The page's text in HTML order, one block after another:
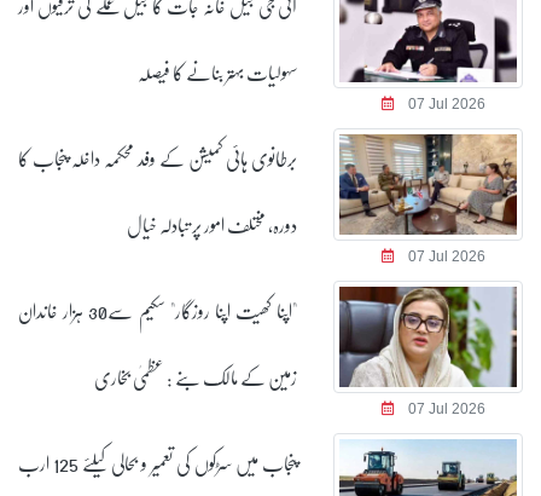
07 Jul 2026
سہولیات بہتر بنانے کا فیصلہ
07 Jul 2026
برطانوی ہائی کمیشن کے وفد محکمہ داخلہ پنجاب کا
دورہ، مختلف امور پر تبادلہ خیال
07 Jul 2026
"اپنا کھیت اپنا روزگار" سکیم سے30 ہزار خاندان
زمین کے مالک بنے : عظمیٰ بخاری
پنجاب میں سڑکوں کی تعمیر و بحالی کیلئے 125 ارب